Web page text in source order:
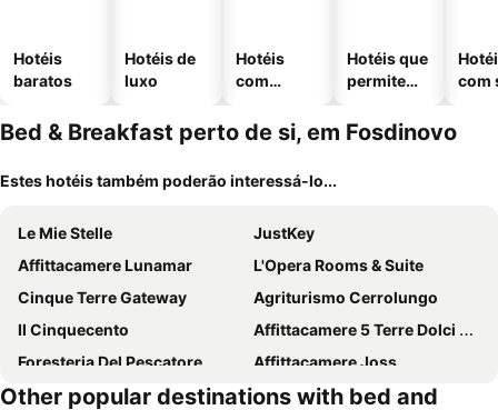
Hotéis
baratos
Hotéis de
luxo
Hotéis
com
Hotéis que
permitem
com
Bed & Breakfast perto de si, em Fosdinovo
Estes hotéis também poderão interessá-lo...
Le Mie Stelle
JustKey
Affittacamere Lunamar
L'Opera Rooms & Suite
Cinque Terre Gateway
Agriturismo Cerrolungo
Il Cinquecento
Affittacamere 5 Terre Dolci Sogni
Foresteria Del Pescatore
Affittacamere Joss
Timeline camere in La Spezia
The Railway 74
Other popular destinations with bed and